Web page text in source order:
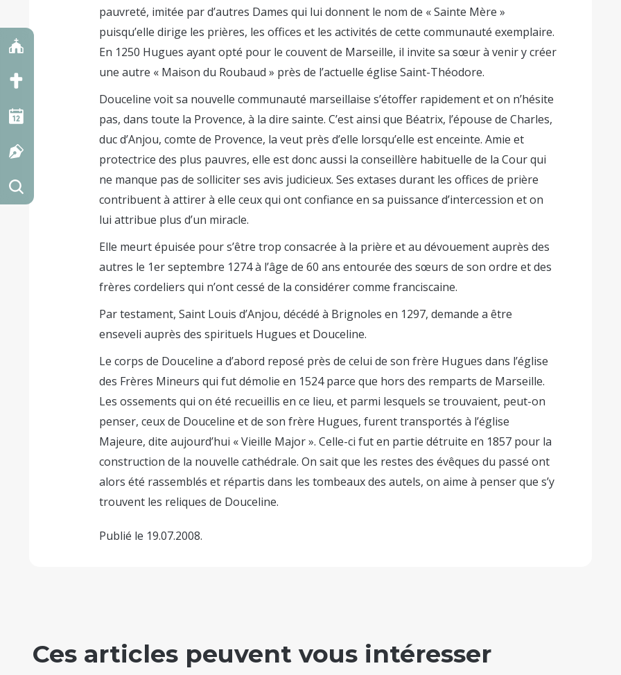
pauvreté, imitée par d’autres Dames qui lui donnent le nom de « Sainte Mère »
puisqu’elle dirige les prières, les offices et les activités de cette communauté exemplaire.
En 1250 Hugues ayant opté pour le couvent de Marseille, il invite sa sœur à venir y créer
une autre « Maison du Roubaud » près de l’actuelle église Saint-Théodore.
Douceline voit sa nouvelle communauté marseillaise s’étoffer rapidement et on n’hésite
pas, dans toute la Provence, à la dire sainte. C’est ainsi que Béatrix, l’épouse de Charles,
duc d’Anjou, comte de Provence, la veut près d’elle lorsqu’elle est enceinte. Amie et
protectrice des plus pauvres, elle est donc aussi la conseillère habituelle de la Cour qui
ne manque pas de solliciter ses avis judicieux. Ses extases durant les offices de prière
contribuent à attirer à elle ceux qui ont confiance en sa puissance d’intercession et on
lui attribue plus d’un miracle.
Elle meurt épuisée pour s’être trop consacrée à la prière et au dévouement auprès des
autres le 1er septembre 1274 à l’âge de 60 ans entourée des sœurs de son ordre et des
frères cordeliers qui n’ont cessé de la considérer comme franciscaine.
Par testament, Saint Louis d’Anjou, décédé à Brignoles en 1297, demande a être
enseveli auprès des spirituels Hugues et Douceline.
Le corps de Douceline a d’abord reposé près de celui de son frère Hugues dans l’église
des Frères Mineurs qui fut démolie en 1524 parce que hors des remparts de Marseille.
Les ossements qui on été recueillis en ce lieu, et parmi lesquels se trouvaient, peut-on
penser, ceux de Douceline et de son frère Hugues, furent transportés à l’église
Majeure, dite aujourd’hui « Vieille Major ». Celle-ci fut en partie détruite en 1857 pour la
construction de la nouvelle cathédrale. On sait que les restes des évêques du passé ont
alors été rassemblés et répartis dans les tombeaux des autels, on aime à penser que s’y
trouvent les reliques de Douceline.
Publié le 19.07.2008.
Ces articles peuvent vous intéresser